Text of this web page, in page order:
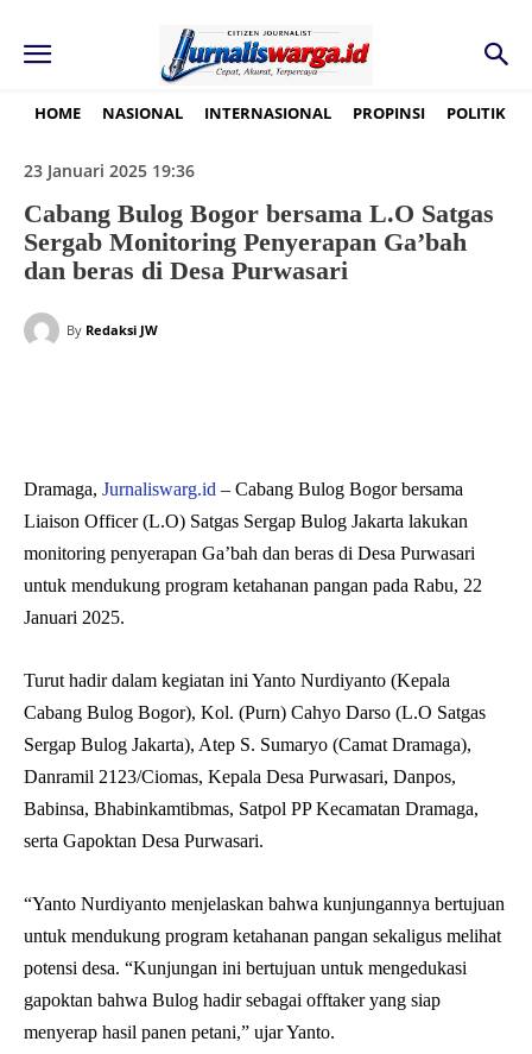
HOME NASIONAL INTERNASIONAL PROPINSI POLITIK
23 Januari 2025 19:36
Cabang Bulog Bogor bersama L.O Satgas
Sergab Monitoring Penyerapan Ga’bah
dan beras di Desa Purwasari
By Redaksi JW
Dramaga, Jurnaliswarg.id – Cabang Bulog Bogor bersama
Liaison Officer (L.O) Satgas Sergap Bulog Jakarta lakukan
monitoring penyerapan Ga’bah dan beras di Desa Purwasari
untuk mendukung program ketahanan pangan pada Rabu, 22
Januari 2025.
Turut hadir dalam kegiatan ini Yanto Nurdiyanto (Kepala
Cabang Bulog Bogor), Kol. (Purn) Cahyo Darso (L.O Satgas
Sergap Bulog Jakarta), Atep S. Sumaryo (Camat Dramaga),
Danramil 2123/Ciomas, Kepala Desa Purwasari, Danpos,
Babinsa, Bhabinkamtibmas, Satpol PP Kecamatan Dramaga,
serta Gapoktan Desa Purwasari.
“Yanto Nurdiyanto menjelaskan bahwa kunjungannya bertujuan
untuk mendukung program ketahanan pangan sekaligus melihat
potensi desa. “Kunjungan ini bertujuan untuk mengedukasi
gapoktan bahwa Bulog hadir sebagai offtaker yang siap
menyerap hasil panen petani,” ujar Yanto.